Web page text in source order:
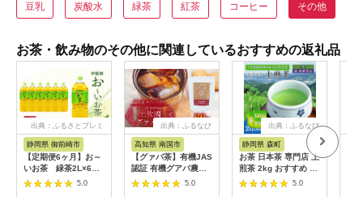
豆乳 炭酸水 緑茶 紅茶 コーヒー その他
お茶・飲み物のその他に関連しているおすすめの返礼品
出典：ふるさとプレミ
静岡県 御前崎市
【定期便6ヶ月】お～
いお茶 緑茶2L×6本
［おーいお茶 ペット
ボトル 2リットル ケ
5.0
出典：ふるなび
高知県 南国市
【グァバ茶】有機JAS
認証 有機グアバ農園
の土佐國グァバ茶
（2g×30包）国産有機
5.0
出典：ふるなび
静岡県 森町
お茶 日本茶 専門店 上
煎茶 2kg おすすめ お
茶
5.0